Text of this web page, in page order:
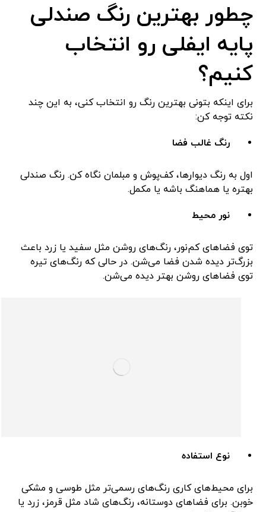
چطور بهترین رنگ صندلی
پایه ایفلی رو انتخاب
کنیم؟
برای اینکه بتونی بهترین رنگ رو انتخاب کنی، به این چند
نکته توجه کن:
رنگ غالب فضا
اول به رنگ دیوارها، کف‌پوش و مبلمان نگاه کن. رنگ صندلی
بهتره یا هماهنگ باشه یا مکمل.
نور محیط
توی فضاهای کم‌نور، رنگ‌های روشن مثل سفید یا زرد باعث
بزرگ‌تر دیده شدن فضا می‌شن. در حالی که رنگ‌های تیره
توی فضاهای روشن بهتر دیده می‌شن.
نوع استفاده
برای محیط‌های کاری رنگ‌های رسمی‌تر مثل طوسی و مشکی
خوبن. برای فضاهای دوستانه، رنگ‌های شاد مثل قرمز، زرد یا